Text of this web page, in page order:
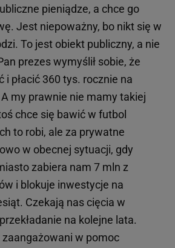
pieniądze, a chce go
Jest niepoważny, bo nikt się w
To jest obiekt publiczny, a nie
prezes wymyślił sobie, że
i płacić 360 tys. rocznie na
my prawnie nie mamy takiej
chce się bawić w futbol
to robi, ale za prywatne
w obecnej sytuacji, gdy
zabiera nam 7 mln z
i blokuje inwestycje na
Czekają nas cięcia w
na kolejne lata.
w pomoc